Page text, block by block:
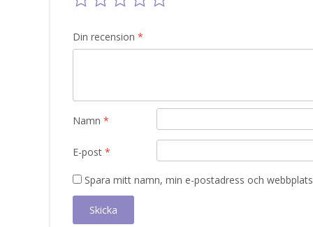
Din recension *
Namn *
E-post *
Spara mitt namn, min e-postadress och